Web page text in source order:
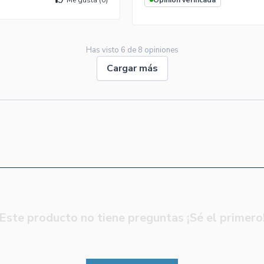
Has visto 6 de 8 opiniones
Cargar más
producto no tiene preguntas ¡Sé el primero!